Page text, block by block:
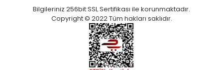
Bilgileriniz 256bit SSL Sertifikası ile korunmaktadır.
Copyright © 2022 Tüm hakları saklıdır.